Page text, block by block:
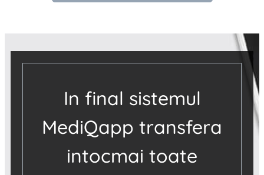
In final sistemul
MediQapp transfera
intocmai toate